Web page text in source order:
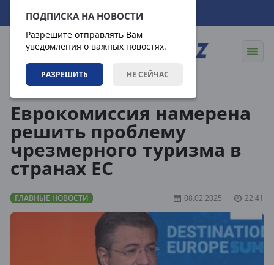
ПОДПИСКА НА НОВОСТИ
Разрешите отправлять Вам
уведомления о важных новостях.
РАЗРЕШИТЬ НЕ СЕЙЧАС
08.08.2026 03:48:01
Еврокомиссия намерена
решить проблему
чрезмерного туризма в
странах ЕС
ГЛАВНЫЕ НОВОСТИ 08.02.2025 22:41